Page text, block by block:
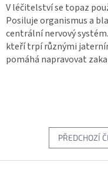
V léčitelství se topaz
Posiluje organismus a
centrální nervový
kteří trpí různými
pomáhá napravovat
PŘEDCHOZÍ